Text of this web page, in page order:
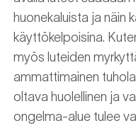
huonekaluista ja näin
käyttökelpoisina.
myös luteiden
ammattimainen
oltava huolellinen ja
ongelma-alue tulee